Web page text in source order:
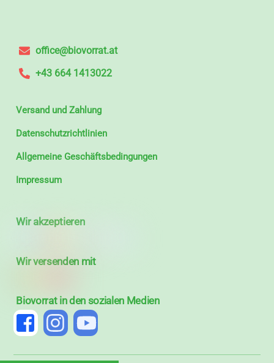
office@biovorrat.at
+43 664 1413022
Versand und Zahlung
Datenschutzrichtlinien
Allgemeine Geschäftsbedingungen
Impressum
Wir akzeptieren
Wir versenden mit
Biovorrat in den sozialen Medien